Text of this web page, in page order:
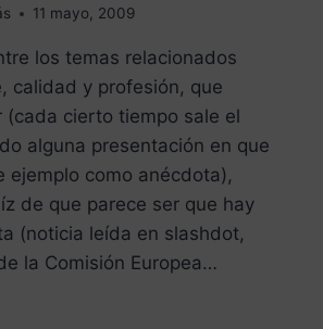
11 mayo, 2009
los temas relacionados
calidad y profesión, que
(cada cierto tiempo sale el
alguna presentación en que
ejemplo como anécdota),
de que parece ser que hay
(noticia leída en slashdot,
la Comisión Europea…